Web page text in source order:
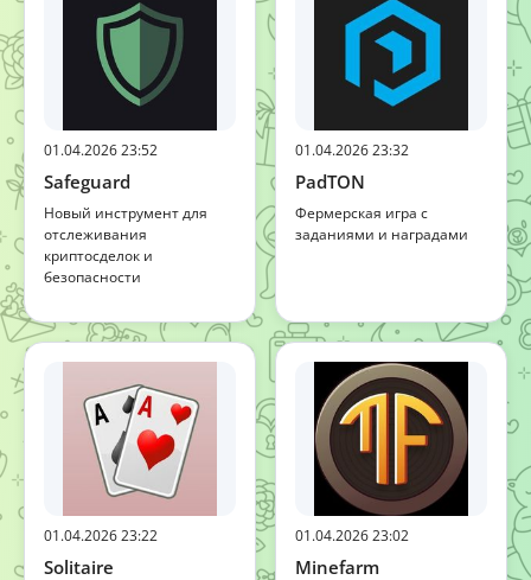
01.04.2026 23:52
Safeguard
Новый инструмент для
отслеживания
криптосделок и
безопасности
01.04.2026 23:32
PadTON
Фермерская игра с
заданиями и наградами
01.04.2026 23:22
Solitaire
01.04.2026 23:02
Minefarm